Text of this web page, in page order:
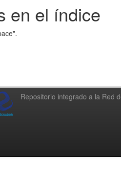
en el índice
Repositorio integrado a la Red